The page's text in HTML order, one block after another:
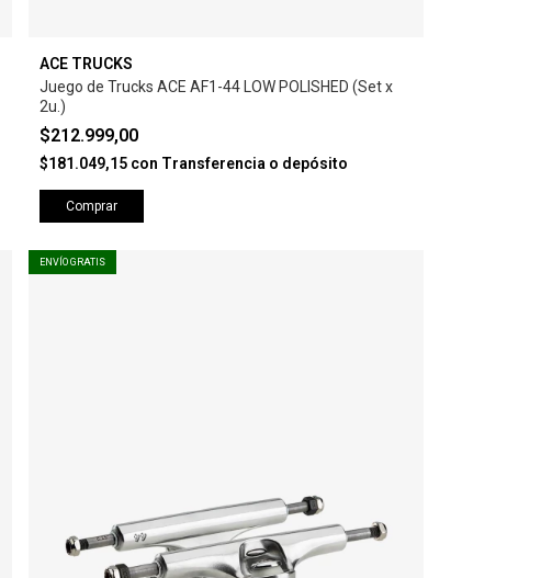
ACE TRUCKS
Juego de Trucks ACE AF1-44 LOW POLISHED (Set x
2u.)
$212.999,00
$181.049,15 con Transferencia o depósito
Comprar
ENVÍO GRATIS